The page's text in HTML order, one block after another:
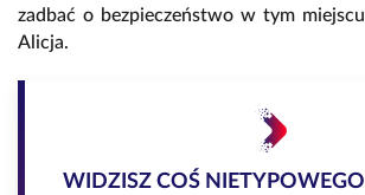
zadbać o bezpieczeństwo w tym
Alicja.
WIDZISZ COŚ